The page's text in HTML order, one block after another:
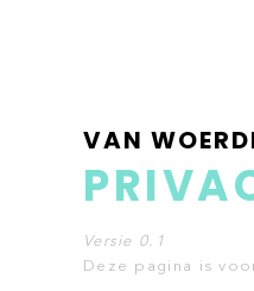
VAN
Versie 0.1
Deze pagina is